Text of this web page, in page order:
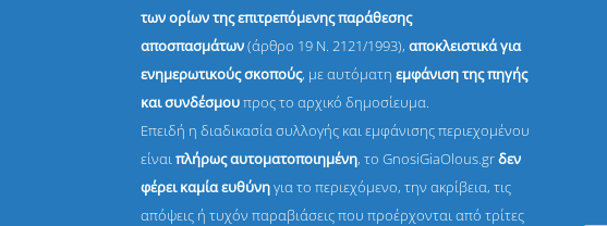
των ορίων της επιτρεπόμενης παράθεσης
αποσπασμάτων(άρθρο 19 Ν. 2121/1993), αποκλειστικά για
ενημερωτικούς σκοπούς, με αυτόματηεμφάνιση της πηγής
και συνδέσμουπρος το αρχικό δημοσίευμα.
Επειδή η διαδικασία συλλογής και εμφάνισης περιεχομένου
είναιπλήρως αυτοματοποιημένη, το GnosiGiaOlous.grδεν
φέρει καμία ευθύνηγια το περιεχόμενο, την ακρίβεια, τις
απόψεις ή τυχόν παραβιάσεις που προέρχονται από τρίτες